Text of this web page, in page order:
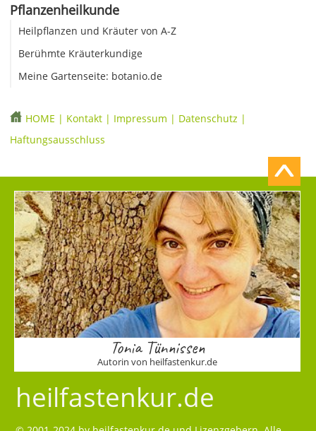
Pflanzenheilkunde
Heilpflanzen und Kräuter von A-Z
Berühmte Kräuterkundige
Meine Gartenseite: botanio.de
HOME | Kontakt | Impressum | Datenschutz |
Haftungsausschluss
Tonia Tünnissen
Autorin von heilfastenkur.de
heilfastenkur.de